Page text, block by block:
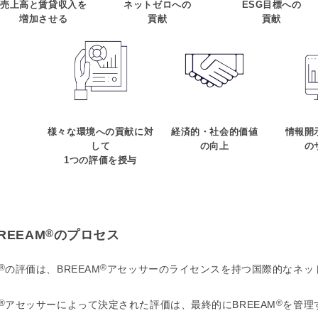
売上高と賃貸収入を
増加させる
ネットゼロへの
貢献
ESG目標への
貢献
様々な環境への貢献に対
して
1つの評価を授与
経済的・社会的価値
の向上
情報開
の
®のプロセス
の評価は、BREEAM®アセッサーのライセンスを持つ国際的なネ
アセッサーによって決定された評価は、最終的にBREEAM®を管理